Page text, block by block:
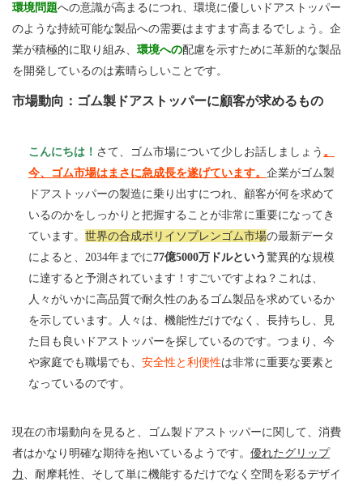
環境問題への意識が高まるにつれ、環境に優しいドアストッパー
のような持続可能な製品への需要はますます高まるでしょう。企
業が積極的に取り組み、 環境への配慮を示すために革新的な製品
を開発しているのは素晴らしいことです。
市場動向：ゴム製ドアストッパーに顧客が求めるもの
こんにちは！ さて、ゴム市場について少しお話しましょう 。
今、ゴム市場はまさに急成長を遂げています。 企業がゴム製
ドアストッパーの製造に乗り出すにつれ、顧客が何を求めて
いるのかをしっかりと把握することが非常に重要になってき
ています。 世界の合成ポリイソプレンゴム市場の最新データ
によると、2034年までに77億5000万ドルという驚異的な規模
に達すると予測されています！すごいですよね？これは、
人々がいかに高品質で耐久性のあるゴム製品を求めているか
を示しています。人々は、機能性だけでなく、長持ちし、見
た目も良いドアストッパーを探しているのです。つまり、今
や家庭でも職場でも、 安全性と利便性は非常に重要な要素と
なっているのです。
現在の市場動向を見ると、ゴム製ドアストッパーに関して、消費
者はかなり明確な期待を抱いているようです。 優れたグリップ
力
、耐摩耗性、そして単に機能するだけでなく空間を彩るデザイ